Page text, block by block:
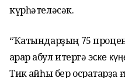
күрһәтеләсәк.
“Ҡатындарҙың 75
ҡарар ҡабул итергәэске
Тик ҡайһы бер